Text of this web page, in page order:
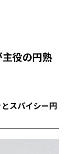
役の円熟
スパイシー円